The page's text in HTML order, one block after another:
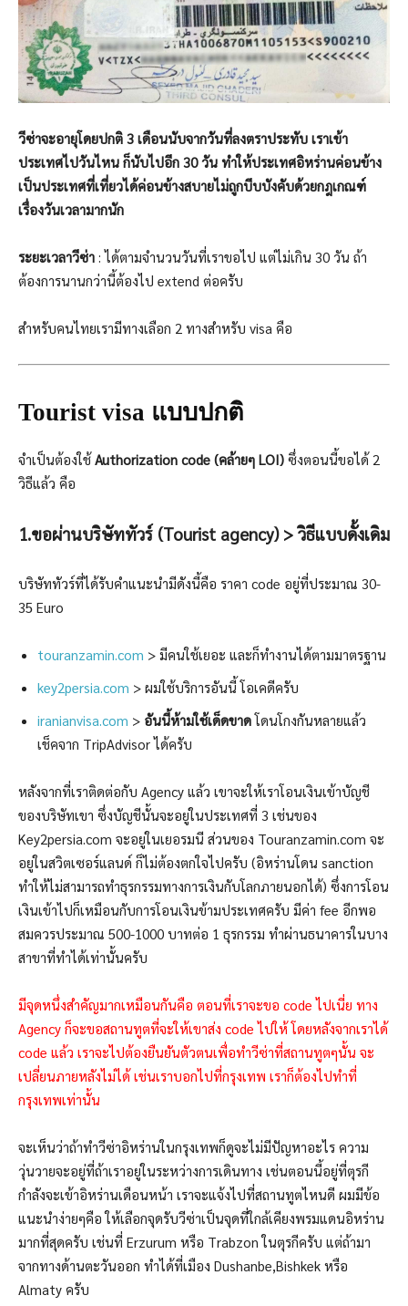
วีซ่าจะอายุโดยปกติ 3 เดือนนับจากวันที่ลงตราประทับ เราเข้า
ประเทศไปวันไหน ก็นับไปอีก 30วัน ทำให้ประเทศอิหร่านค่อนข้าง
เป็นประเทศที่เที่ยวได้ค่อนข้างสบายไม่ถูกบีบบังคับด้วยกฎเกณฑ์
เรื่องวันเวลามากนัก
ระยะเวลาวีซ่า : ได้ตามจำนวนวันที่เราขอไป แต่ไม่เกิน 30 วัน ถ้า
ต้องการนานกว่านี้ต้องไป extend ต่อครับ
สำหรับคนไทยเรามีทางเลือก 2 ทางสำหรับ visa คือ
Tourist visa แบบปกติ
จำเป็นต้องใช้ Authorization code (คล้ายๆ LOI) ซึ่งตอนนี้ขอได้ 2
วิธีแล้ว คือ
1.ขอผ่านบริษัททัวร์ (Tourist agency) > วิธีแบบดั้งเดิม
บริษัททัวร์ที่ได้รับคำแนะนำมีดังนี้คือ ราคา code อยู่ที่ประมาณ 30-
35 Euro
touranzamin.com > มีคนใช้เยอะ และก็ทำงานได้ตามมาตรฐาน
key2persia.com > ผมใช้บริการอันนี้ โอเคดีครับ
iranianvisa.com > อันนี้ห้ามใช้เด็ดขาดโดนโกงกันหลายแล้ว
เช็คจาก TripAdvisor ได้ครับ
หลังจากที่เราติดต่อกับ Agency แล้ว เขาจะให้เราโอนเงินเข้าบัญชี
ของบริษัทเขา ซึ่งบัญชีนั้นจะอยู่ในประเทศที่ 3 เช่นของ
Key2persia.com จะอยู่ในเยอรมนี ส่วนของ Touranzamin.com จะ
อยู่ในสวิตเซอร์แลนด์ ก็ไม่ต้องตกใจไปครับ (อิหร่านโดน sanction
ทำให้ไม่สามารถทำธุรกรรมทางการเงินกับโลกภายนอกได้) ซึ่งการโอน
เงินเข้าไปก็เหมือนกับการโอนเงินข้ามประเทศครับ มีค่า fee อีกพอ
สมควรประมาณ 500-1000 บาทต่อ 1 ธุรกรรม ทำผ่านธนาคารในบาง
สาขาที่ทำได้เท่านั้นครับ
มีจุดหนึ่งสำคัญมากเหมือนกันคือ ตอนที่เราจะขอ code ไปเนี่ย ทาง
Agency ก็จะขอสถานทูตที่จะให้เขาส่ง code ไปให้ โดยหลังจากเราได้
code แล้ว เราจะไปต้องยืนยันตัวตนเพื่อทำวีซ่าที่สถานทูตๆนั้น จะ
เปลี่ยนภายหลังไม่ได้ เช่นเราบอกไปที่กรุงเทพ เราก็ต้องไปทำที่
กรุงเทพเท่านั้น
จะเห็นว่าถ้าทำวีซ่าอิหร่านในกรุงเทพก็ดูจะไม่มีปัญหาอะไร ความ
วุ่นวายจะอยู่ที่ถ้าเราอยู่ในระหว่างการเดินทาง เช่นตอนนี้อยู่ที่ตุรกี
กำลังจะเข้าอิหร่านเดือนหน้า เราจะแจ้งไปที่สถานทูตไหนดี ผมมีข้อ
แนะนำง่ายๆคือ ให้เลือกจุดรับวีซ่าเป็นจุดที่ใกล้เคียงพรมแดนอิหร่าน
มากที่สุดครับ เช่นที่ Erzurum หรือ Trabzon ในตุรกีครับ แต่ถ้ามา
จากทางด้านตะวันออก ทำได้ที่เมือง Dushanbe,Bishkek หรือ
Almaty ครับ